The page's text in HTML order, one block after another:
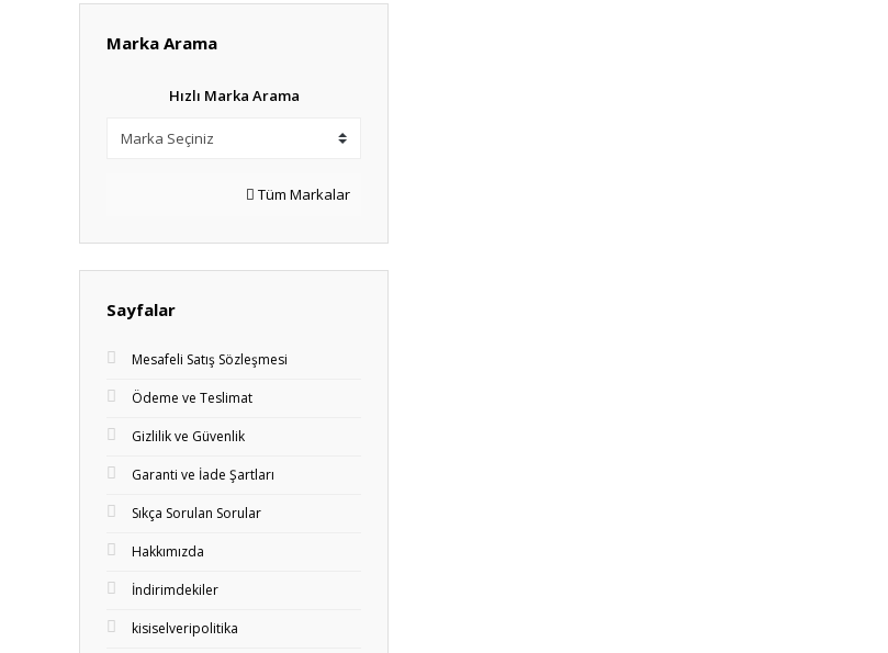
Marka Arama
Hızlı Marka Arama
Tüm Markalar
Sayfalar
Mesafeli Satış Sözleşmesi
Ödeme ve Teslimat
Gizlilik ve Güvenlik
Garanti ve İade Şartları
Sıkça Sorulan Sorular
Hakkımızda
İndirimdekiler
kisiselveripolitika